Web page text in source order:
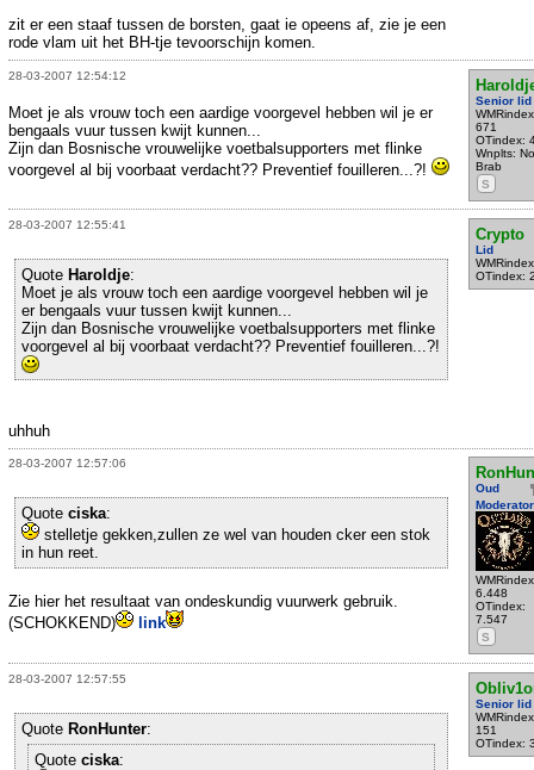
zit er een staaf tussen de borsten, gaat ie opeens af, zie je een
rode vlam uit het BH-tje tevoorschijn komen.
28-03-2007 12:54:12
Senior lid
671
OTindex:
Wnplts:
Brab
S
Moet je als vrouw toch een aardige voorgevel hebben wil je er
bengaals vuur tussen kwijt kunnen...
Zijn dan Bosnische vrouwelijke voetbalsupporters met flinke
voorgevel al bij voorbaat verdacht?? Preventief fouilleren...?!
28-03-2007 12:55:41
Crypto
Lid
OTindex:
Quote Haroldje:
Moet je als vrouw toch een aardige voorgevel hebben wil je
er bengaals vuur tussen kwijt kunnen...
Zijn dan Bosnische vrouwelijke voetbalsupporters met flinke
voorgevel al bij voorbaat verdacht?? Preventief fouilleren...?!
uhhuh
28-03-2007 12:57:06
Oud
Moderator
6.448
OTindex:
7.547
S
Quote ciska:
stelletje gekken,zullen ze wel van houden cker een stok
in hun reet.
Zie hier het resultaat van ondeskundig vuurwerk gebruik.
(SCHOKKEND)
link
28-03-2007 12:57:55
Senior lid
151
OTindex:
Quote RonHunter:
Quote ciska: